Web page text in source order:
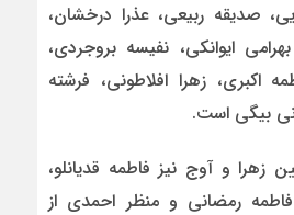
صدیقه ربیعی، عذرا درخشان،
ایوانکی، نفیسه بروجردی،
اکبری، زهرا افلاطونی، فرشته
بیگی است.
زهرا و آوج نیز فاطمه قدیانلو،‌
فاطمه رمضانی و منظر احمدی از